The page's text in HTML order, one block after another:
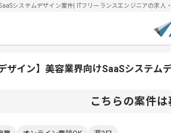
システムデザイン案件| ITフリーランスエンジニアの求
デザイン】美容業界向けSaaSシステム
こちらの案件